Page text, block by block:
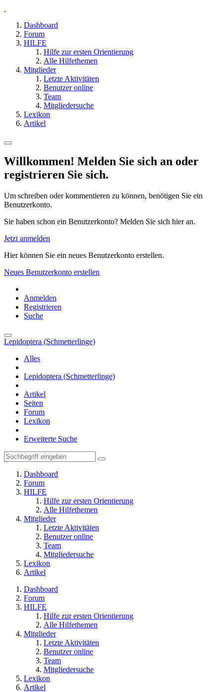
Dashboard
Forum
HILFE
Hilfe zur ersten Orientierung
Alle Hilfethemen
Mitglieder
Letzte Aktivitäten
Benutzer online
Team
Mitgliedersuche
Lexikon
Artikel
Willkommen! Melden Sie sich an oder
registrieren Sie sich.
Um schreiben oder kommentieren zu können, benötigen Sie ein
Benutzerkonto.
Sie haben schon ein Benutzerkonto? Melden Sie sich hier an.
Jetzt anmelden
Hier können Sie ein neues Benutzerkonto erstellen.
Neues Benutzerkonto erstellen
Anmelden
Registrieren
Suche
Lepidoptera (Schmetterlinge)
Alles
Lepidoptera (Schmetterlinge)
Artikel
Seiten
Forum
Lexikon
Erweiterte Suche
Dashboard
Forum
HILFE
Hilfe zur ersten Orientierung
Alle Hilfethemen
Mitglieder
Letzte Aktivitäten
Benutzer online
Team
Mitgliedersuche
Lexikon
Artikel
Dashboard
Forum
HILFE
Hilfe zur ersten Orientierung
Alle Hilfethemen
Mitglieder
Letzte Aktivitäten
Benutzer online
Team
Mitgliedersuche
Lexikon
Artikel